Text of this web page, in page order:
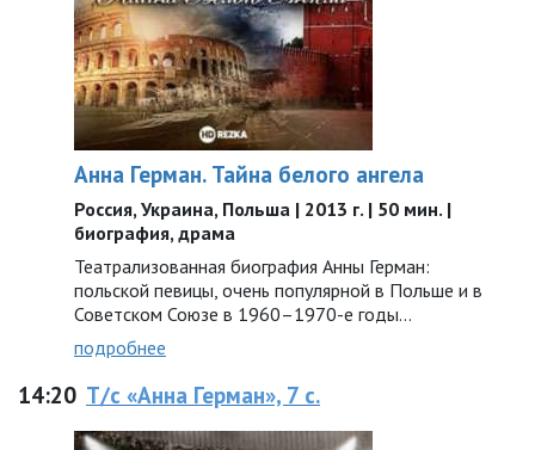
Анна Герман. Тайна белого ангела
Россия, Украина, Польша | 2013 г. | 50 мин. |
биография, драма
Театрализованная биография Анны Герман:
польской певицы, очень популярной в Польше и в
Советском Союзе в 1960–1970-е годы…
подробнее
14:20 Т/с «Анна Герман», 7 с.